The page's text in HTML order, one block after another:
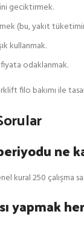
geciktirmek.
(bu, yakıt
kullanmak.
odaklanmak.
filo bakımı ile
ne
kural 250 çalışma
yapmak